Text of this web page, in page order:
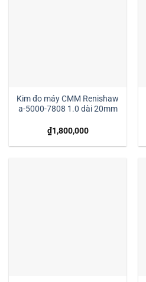
Kim đo máy CMM Renishaw
a-5000-7808 1.0 dài 20mm
₫1,800,000